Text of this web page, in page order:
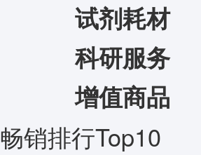
试剂耗材
科研服务
增值商品
畅销排行Top10